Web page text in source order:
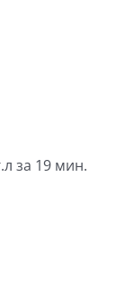
за 19 мин.